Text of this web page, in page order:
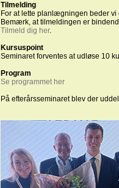
Tilmelding
For at lette planlægningen beder
Bemærk, at tilmeldingen er
Tilmeld dig her.
Kursuspoint
Seminaret forventes at udløse 10
Program
Se programmet her
På efterårsseminaret blev der